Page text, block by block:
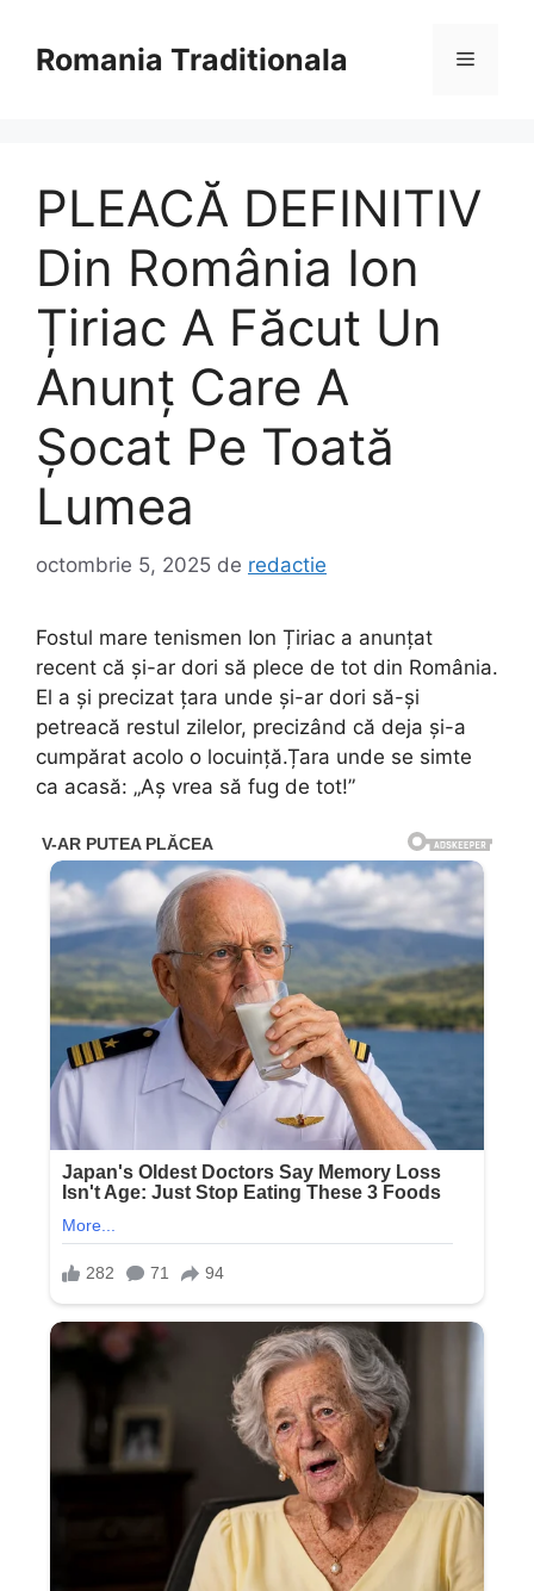
conținutRomania Traditionala Meniu
PLEACĂ DEFINITIV
Din România Ion
Țiriac A Făcut Un
Anunț Care A
Șocat Pe Toată
Lumea
octombrie 5, 2025 de redactie
Fostul mare tenismen Ion Țiriac a anunțat
recent că și-ar dori să plece de tot din România.
El a și precizat țara unde și-ar dori să-și
petreacă restul zilelor, precizând că deja și-a
cumpărat acolo o locuință.Țara unde se simte
ca acasă: „Aș vrea să fug de tot!”